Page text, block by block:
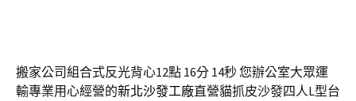
搬家公司組合式反光背心12點 16分 14秒您辦公室大眾運
輸專業用心經營的新北沙發工廠直營貓抓皮沙發四人L型台